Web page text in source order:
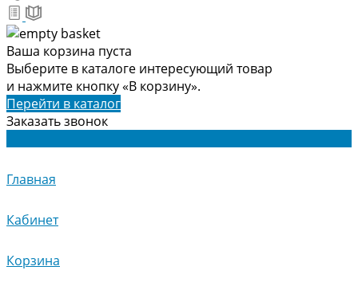
Ваша корзина пуста
Выберите в каталоге интересующий товар
и нажмите кнопку «В корзину».
Перейти в каталог
Заказать звонок
Главная
Кабинет
Корзина